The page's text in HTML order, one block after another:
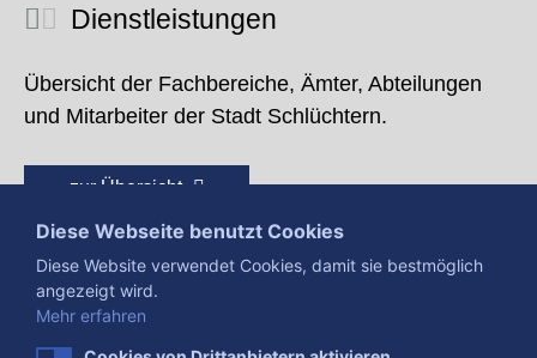
Dienstleistungen
Übersicht der Fachbereiche, Ämter, Abteilungen
und Mitarbeiter der Stadt Schlüchtern.
zur Übersicht
Diese Webseite benutzt Cookies
Diese Website verwendet Cookies, damit sie bestmöglich
angezeigt wird.
Mehr erfahren